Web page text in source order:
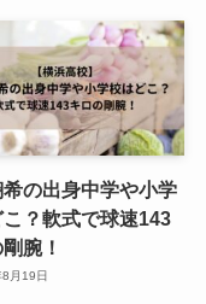
の出身中学や小学
？軟式で球速143
腕！
月19日